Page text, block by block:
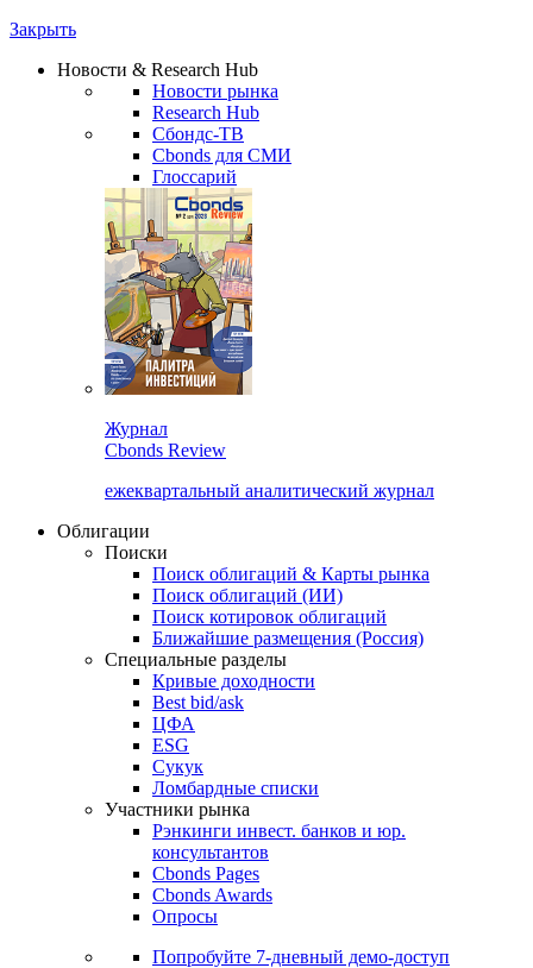
Закрыть
Новости & Research Hub
Новости рынка
Research Hub
Сбондс-ТВ
Cbonds для СМИ
Глоссарий
Журнал
Cbonds Review
ежеквартальный аналитический журнал
Облигации
Поиски
Поиск облигаций & Карты рынка
Поиск облигаций (ИИ)
Поиск котировок облигаций
Ближайшие размещения (Россия)
Специальные разделы
Кривые доходности
Best bid/ask
ЦФА
ESG
Сукук
Ломбардные списки
Участники рынка
Рэнкинги инвест. банков и юр.
консультантов
Cbonds Pages
Cbonds Awards
Опросы
Попробуйте 7-дневный демо-доступ